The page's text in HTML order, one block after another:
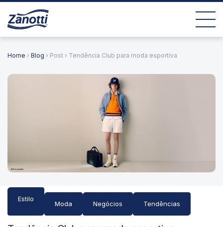
Home › Blog › Post › Tendência Club para moda esportiva
Estilo
Moda Negócios Tendências